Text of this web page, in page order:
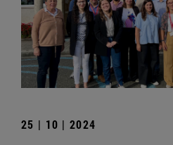
25 | 10 | 2024